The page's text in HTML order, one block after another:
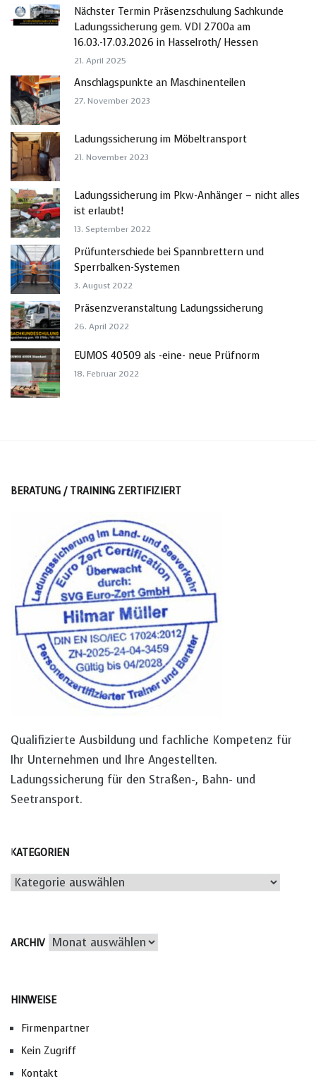
Nächster Termin Präsenzschulung Sachkunde
Ladungssicherung gem. VDI 2700a am
16.03.-17.03.2026 in Hasselroth/ Hessen
21. April 2025
Anschlagspunkte an Maschinenteilen
27. November 2023
Ladungssicherung im Möbeltransport
21. November 2023
Ladungssicherung im Pkw-Anhänger – nicht alles
ist erlaubt!
13. September 2022
Prüfunterschiede bei Spannbrettern und
Sperrbalken-Systemen
3. August 2022
Präsenzveranstaltung Ladungssicherung
26. April 2022
EUMOS 40509 als -eine- neue Prüfnorm
18. Februar 2022
BERATUNG / TRAINING ZERTIFIZIERT
Qualifizierte Ausbildung und fachliche Kompetenz für
Ihr Unternehmen und Ihre Angestellten.
Ladungssicherung für den Straßen-, Bahn- und
Seetransport.
KATEGORIEN
Kategorien
ARCHIV Archiv
HINWEISE
Firmenpartner
Kein Zugriff
Kontakt